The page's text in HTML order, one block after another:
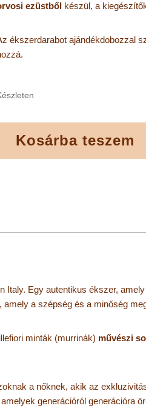
ezüstbőlkészül, a
ékszerdarabot ajándékdobozzal
Kosárba teszem
Egy autentikus ékszer,
a szépség és a minőség
minták (murrinák) művészi
a nőknek, akik az
generációról generációra